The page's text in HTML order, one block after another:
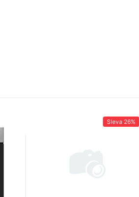
Sleva 26%